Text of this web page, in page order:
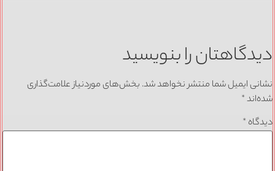
دیدگاهتان را بنویسید
نشانی ایمیل شما منتشر نخواهد شد. بخش‌های موردنیاز علامت‌گذاری
شده‌اند*
دیدگاه *